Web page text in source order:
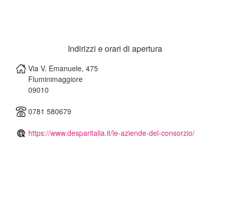
Indirizzi e orari di apertura
Via V. Emanuele, 475
Fluminimaggiore
09010
0781 580679
https://www.desparitalia.it/le-aziende-del-consorzio/